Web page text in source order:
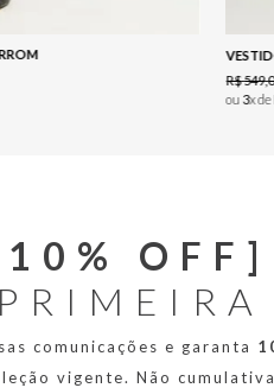
R$549,
ou 3x de
OFF]
comunicações e garanta
vigente. Não